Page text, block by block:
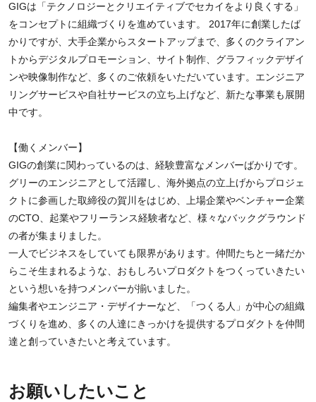
GIGは「テクノロジーとクリエイティブでセカイをより良くする」
をコンセプトに組織づくりを進めています。 2017年に創業したば
かりですが、大手企業からスタートアップまで、多くのクライアン
トからデジタルプロモーション、サイト制作、グラフィックデザイ
ンや映像制作など、多くのご依頼をいただいています。エンジニア
リングサービスや自社サービスの立ち上げなど、新たな事業も展開
中です。
【働くメンバー】
GIGの創業に関わっているのは、経験豊富なメンバーばかりです。
グリーのエンジニアとして活躍し、海外拠点の立上げからプロジェ
クトに参画した取締役の賀川をはじめ、上場企業やベンチャー企業
のCTO、起業やフリーランス経験者など、様々なバックグラウンド
の者が集まりました。
一人でビジネスをしていても限界があります。仲間たちと一緒だか
らこそ生まれるような、おもしろいプロダクトをつくっていきたい
という想いを持つメンバーが揃いました。
編集者やエンジニア・デザイナーなど、「つくる人」が中心の組織
づくりを進め、多くの人達にきっかけを提供するプロダクトを仲間
達と創っていきたいと考えています。
お願いしたいこと